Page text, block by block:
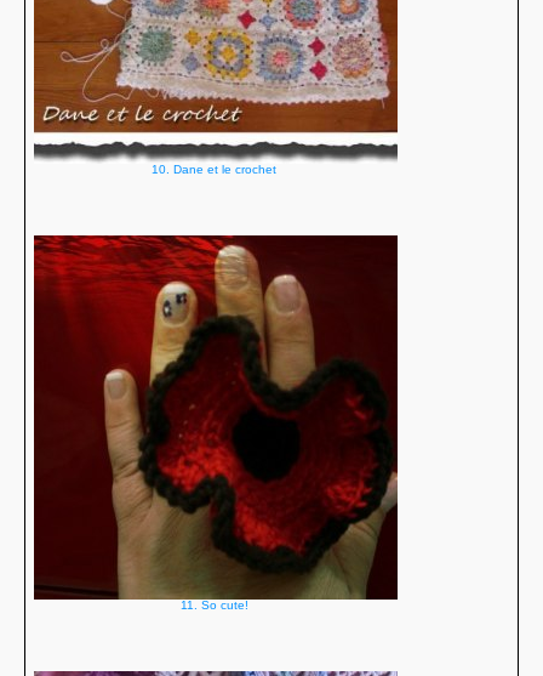
10. Dane et le crochet
11. So cute!